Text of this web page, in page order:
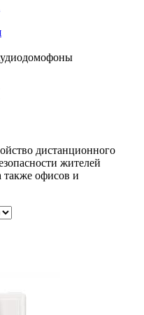
дистанционного
жителей
офисов и